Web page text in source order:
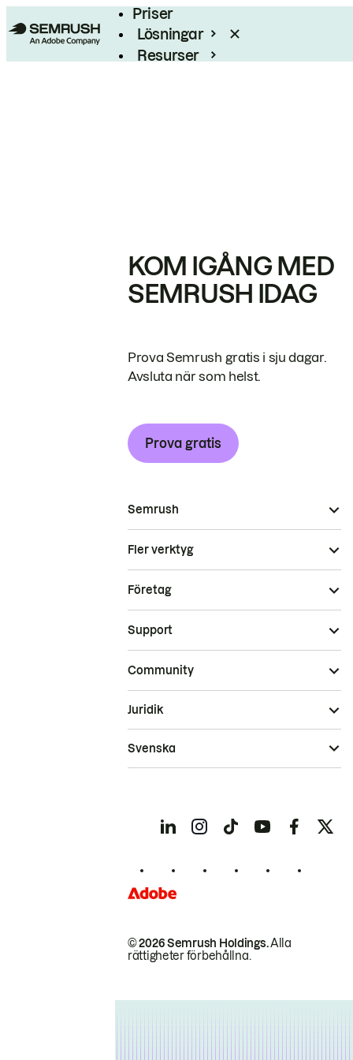
Priser
Lösningar
Resurser
KOM IGÅNG MED
SEMRUSH IDAG
Prova Semrush gratis i sju dagar.
Avsluta när som helst.
Prova gratis
Semrush
Fler verktyg
Företag
Support
Community
© 2026 Semrush Holdings.Alla
rättigheter förbehållna.
Juridik
Svenska